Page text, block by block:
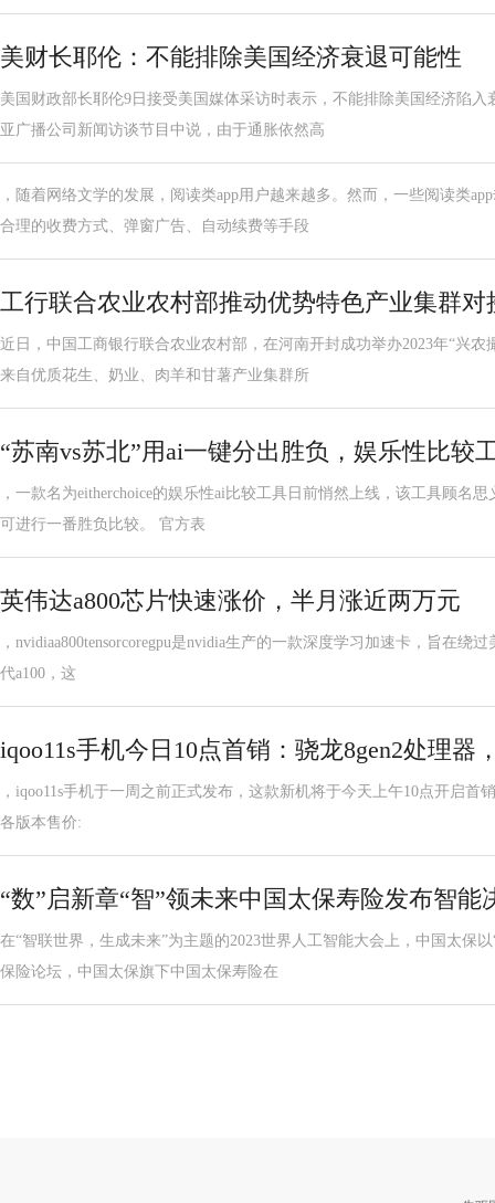
美财长耶伦：不能排除美国经济衰退可能性
美国财政部长耶伦9日接受美国媒体采访时表示，不能排除美国经济陷
亚广播公司新闻访谈节目中说，由于通胀依然高
，随着网络文学的发展，阅读类app用户越来越多。然而，一些阅读类
合理的收费方式、弹窗广告、自动续费等手段
工行联合农业农村部推动优势特色产业集群对
近日，中国工商银行联合农业农村部，在河南开封成功举办2023年“兴农
来自优质花生、奶业、肉羊和甘薯产业集群所
“苏南vs苏北”用ai一键分出胜负，娱乐性比较
，一款名为eitherchoice的娱乐性ai比较工具日前悄然上线，该工具顾名
可进行一番胜负比较。 官方表
英伟达a800芯片快速涨价，半月涨近两万元
，nvidiaa800tensorcoregpu是nvidia生产的一款深度学习加速卡，旨在绕
代a100，这
iqoo11s手机今日10点首销：骁龙8gen2处理器
，iqoo11s手机于一周之前正式发布，这款新机将于今天上午10点开启首
各版本售价:
“数”启新章“智”领未来中国太保寿险发布智能
在“智联世界，生成未来”为主题的2023世界人工智能大会上，中国太保
保险论坛，中国太保旗下中国太保寿险在